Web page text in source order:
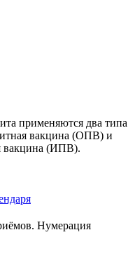
применяются два типа
вакцина (ОПВ) и
вакцина (ИПВ).
Нумерация